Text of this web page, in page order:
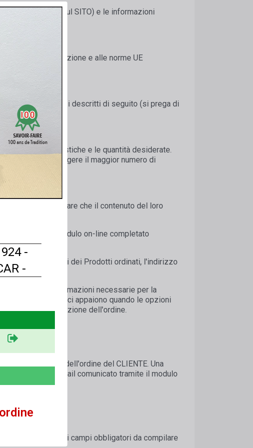
disponibili sul SITO) e le informazioni
alla legislazione e alle norme UE
seguire i passi descritti di seguito (si prega di
le caratteristiche e le quantità desiderate.
può poi aggiungere il maggior numero di
cestino e verificare che il contenuto del loro
attenzione un modulo on-line completato
e i riferimenti dei Prodotti ordinati, l'indirizzo
tutte le informazioni necessarie per la
riferimenti specifici appaiono quando le opzioni
corretta elaborazione dell'ordine.
la ricezione dell'ordine del CLIENTE. Una
l'indirizzo e-mail comunicato tramite il modulo
(*) indicherà i campi obbligatori da compilare
-
-